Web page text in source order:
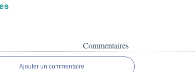
Commentaires
Ajouter un commentaire